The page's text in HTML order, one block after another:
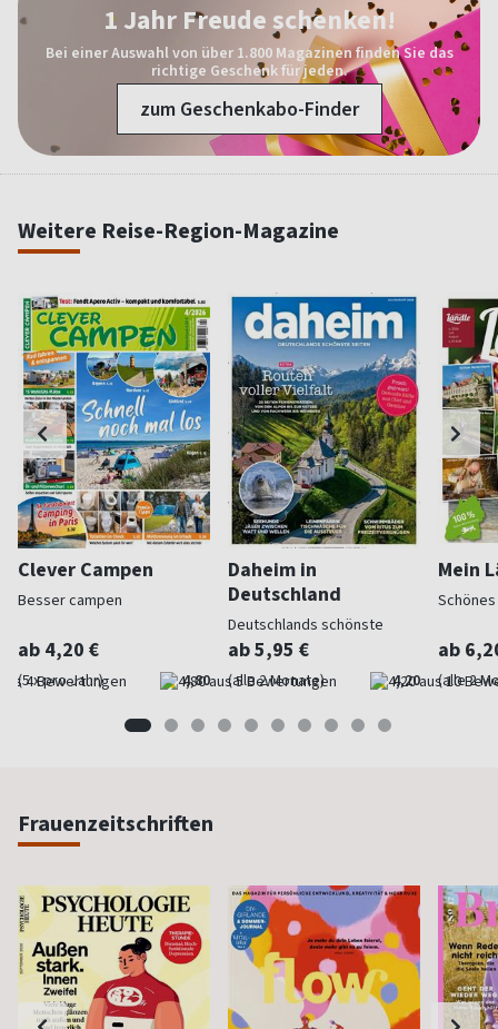
1 Jahr Freude schenken!
Bei einer Auswahl von über 1.800 Magazinen finden Sie das
richtige Geschenk für jeden.
zum Geschenkabo-Finder
Weitere Reise-Region-Magazine
Clever Campen
Besser campen
ab 4,20 €
(5 x pro Jahr) 4,80
Daheim in
Deutschland
Deutschlands schönste
Seiten
ab 5,95 €
(alle 2 Monate) 4,20
Mein
Schönes
ab
(alle 2
Frauenzeitschriften